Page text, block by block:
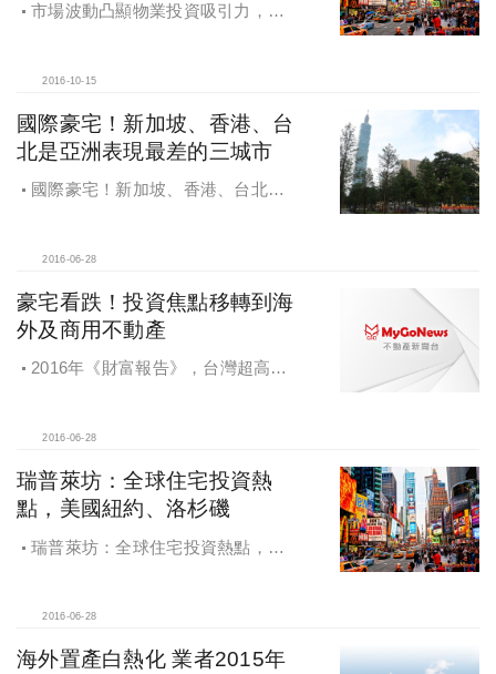
市場波動凸顯物業投資吸引力，全
2016-10-15
國際豪宅！新加坡、香港、台
北是亞洲表現最差的三城市
國際豪宅！新加坡、香港、台北是
2016-06-28
豪宅看跌！投資焦點移轉到海
外及商用不動產
2016年《財富報告》，台灣超高淨
2016-06-28
瑞普萊坊：全球住宅投資熱
點，美國紐約、洛杉磯
瑞普萊坊：全球住宅投資熱點，美
2016-06-28
海外置產白熱化 業者2015年